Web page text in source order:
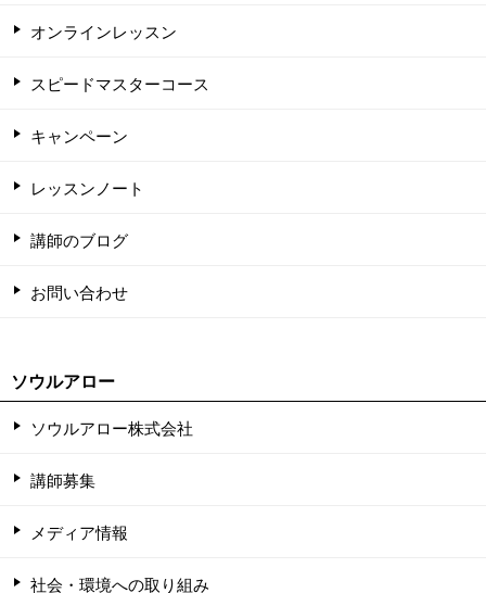
オンラインレッスン
スピードマスターコース
キャンペーン
レッスンノート
講師のブログ
お問い合わせ
ソウルアロー
ソウルアロー株式会社
講師募集
メディア情報
社会・環境への取り組み